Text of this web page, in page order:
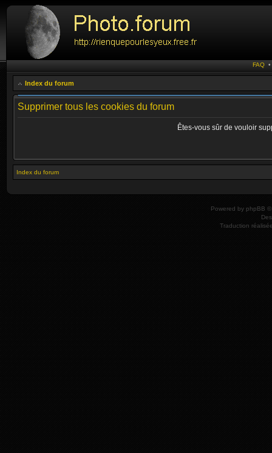
FAQ
Index du forum
Supprimer tous les cookies du forum
Êtes-vous sûr de vouloir
Index du forum
Powered by phpBB ©
Traduction